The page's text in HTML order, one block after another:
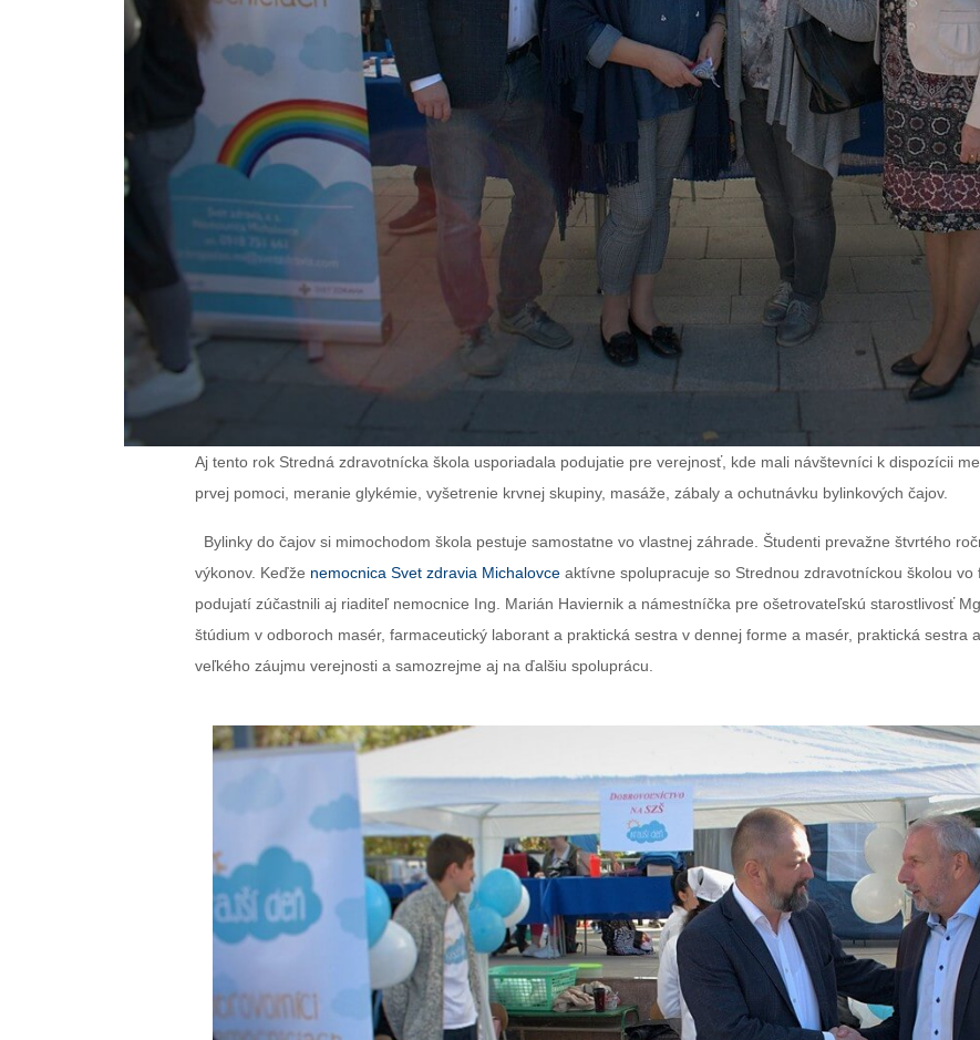
Aj tento rok Stredná zdravotnícka škola usporiadala podujatie pre verejnosť, kde mali návštevníci k dispozícii
prvej pomoci, meranie glykémie, vyšetrenie krvnej skupiny, masáže, zábaly a ochutnávku bylinkových čajov.
Bylinky do čajov si mimochodom škola pestuje samostatne vo vlastnej záhrade. Študenti prevažne štvrtého
výkonov. Keďže nemocnica Svet zdravia Michalovce aktívne spolupracuje so Strednou zdravotníckou školou
podujatí zúčastnili aj riaditeľ nemocnice Ing. Marián Haviernik a námestníčka pre ošetrovateľskú starostlivosť
štúdium v odboroch masér, farmaceutický laborant a praktická sestra v dennej forme a masér, praktická sestra
veľkého záujmu verejnosti a samozrejme aj na ďalšiu spoluprácu.